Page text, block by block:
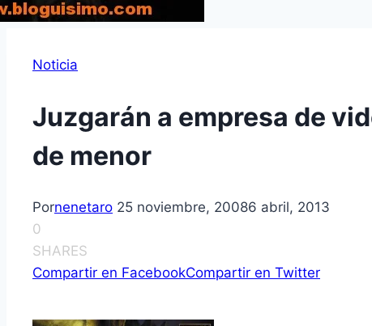
Noticia
Juzgarán a empresa de
de menor
Pornenetaro 25 noviembre, 20086 abril, 2013
0
SHARES
Compartir en FacebookCompartir en Twitter